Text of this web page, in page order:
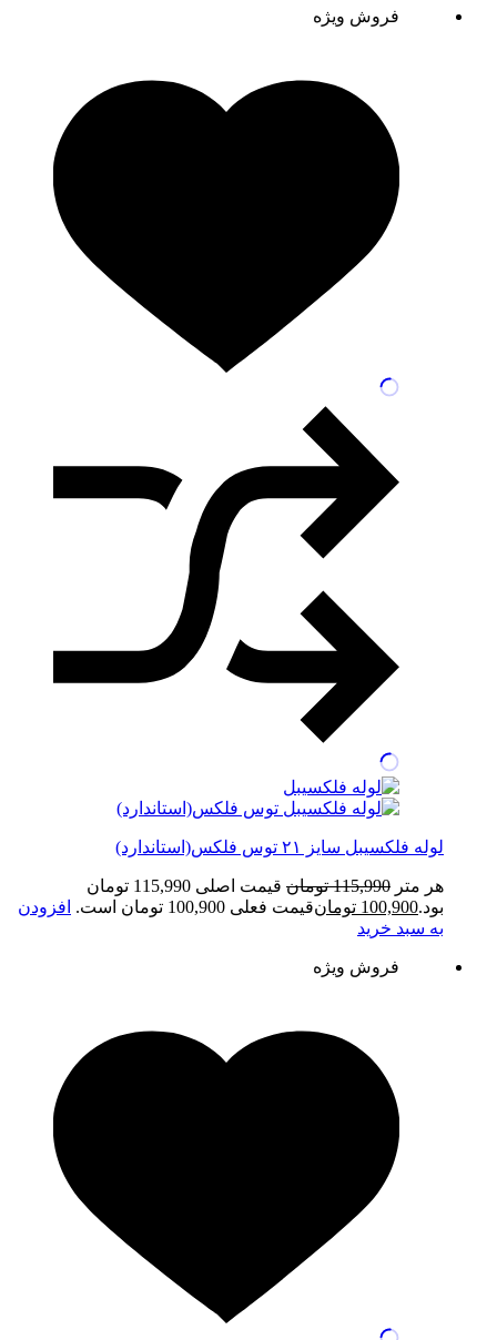
فروش ویژه
لوله فلکسیبل سایز ۲۱ توس فلکس(استاندارد)
هر متر 115,990 تومان
قیمت اصلی 115,990 تومان
بود.100,900 تومانقیمت فعلی 100,900 تومان است.
افزودن
به سبد خرید
فروش ویژه